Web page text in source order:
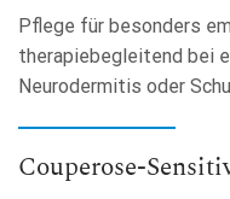
Pflege für besonders
therapiebegleitend bei
Neurodermitis oder
Couperose-